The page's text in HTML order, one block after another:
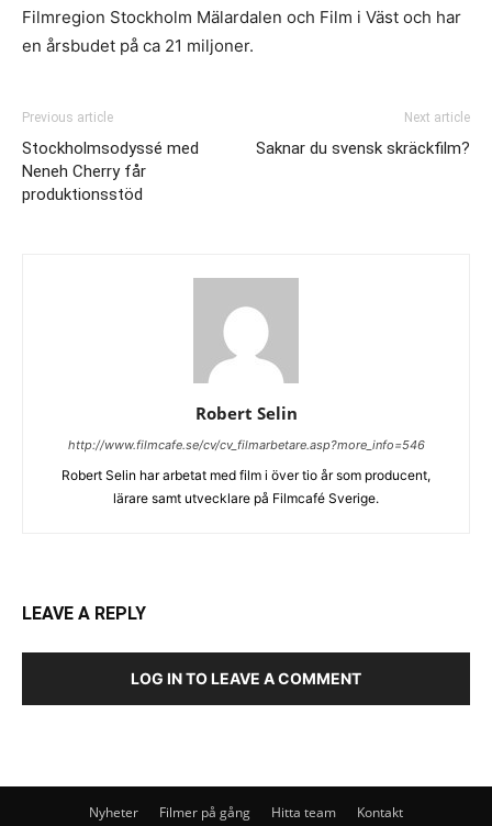
Filmregion Stockholm Mälardalen och Film i Väst och har
en årsbudet på ca 21 miljoner.
Previous article
Stockholmsodyssé med
Neneh Cherry får
produktionsstöd
Next article
Saknar du svensk skräckfilm?
Robert Selin
http://www.filmcafe.se/cv/cv_filmarbetare.asp?more_info=546
Robert Selin har arbetat med film i över tio år som producent,
lärare samt utvecklare på Filmcafé Sverige.
LEAVE A REPLY
LOG IN TO LEAVE A COMMENT
Nyheter Filmer på gång Hitta team Kontakt